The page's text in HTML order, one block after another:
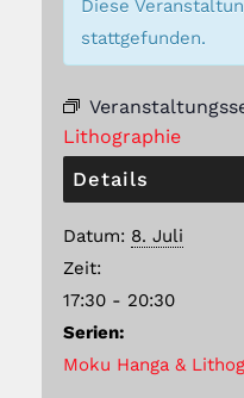
Diese
stattgefunden.
Lithographie
Details
Datum: 8. Juli
Zeit:
17:30 - 20:30
Serien:
Moku Hanga &